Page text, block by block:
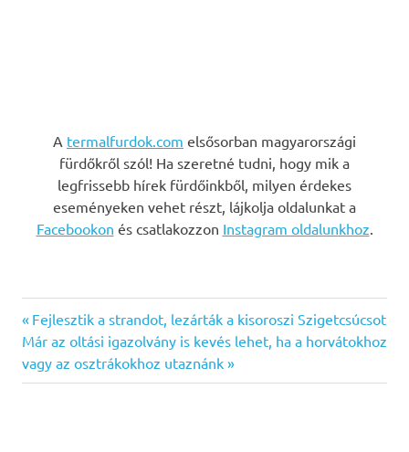
A termalfurdok.com elsősorban magyarországi
fürdőkről szól! Ha szeretné tudni, hogy mik a
legfrissebb hírek fürdőinkből, milyen érdekes
eseményeken vehet részt, lájkolja oldalunkat a
Facebookon és csatlakozzon Instagram oldalunkhoz.
Bejegyzés
navigáció
Previous
Post:
Fejlesztik a strandot, lezárták a kisoroszi Szigetcsúcsot
Next
Post:
Már az oltási igazolvány is kevés lehet, ha a horvátokhoz
vagy az osztrákokhoz utaznánk